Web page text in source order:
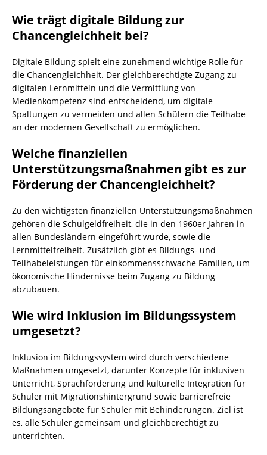
Wie trägt digitale Bildung zur
Chancengleichheit bei?
Digitale Bildung spielt eine zunehmend wichtige Rolle für
die Chancengleichheit. Der gleichberechtigte Zugang zu
digitalen Lernmitteln und die Vermittlung von
Medienkompetenz sind entscheidend, um digitale
Spaltungen zu vermeiden und allen Schülern die Teilhabe
an der modernen Gesellschaft zu ermöglichen.
Welche finanziellen
Unterstützungsmaßnahmen gibt es zur
Förderung der Chancengleichheit?
Zu den wichtigsten finanziellen Unterstützungsmaßnahmen
gehören die Schulgeldfreiheit, die in den 1960er Jahren in
allen Bundesländern eingeführt wurde, sowie die
Lernmittelfreiheit. Zusätzlich gibt es Bildungs- und
Teilhabeleistungen für einkommensschwache Familien, um
ökonomische Hindernisse beim Zugang zu Bildung
abzubauen.
Wie wird Inklusion im Bildungssystem
umgesetzt?
Inklusion im Bildungssystem wird durch verschiedene
Maßnahmen umgesetzt, darunter Konzepte für inklusiven
Unterricht, Sprachförderung und kulturelle Integration für
Schüler mit Migrationshintergrund sowie barrierefreie
Bildungsangebote für Schüler mit Behinderungen. Ziel ist
es, alle Schüler gemeinsam und gleichberechtigt zu
unterrichten.